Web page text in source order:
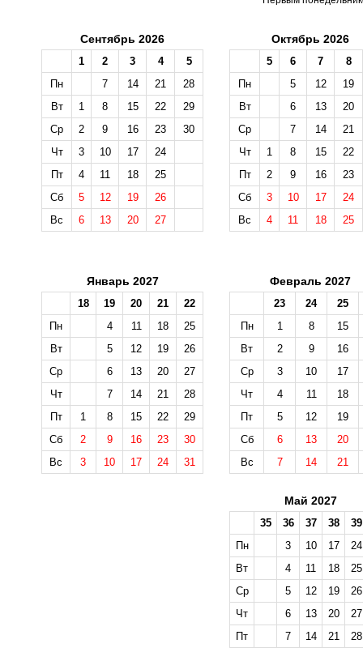
Сентябрь 2026
1 2 3 4
5
Пн
7 14 21
28
Вт
1 8 15 22
29
Ср
2 9 16 23
30
Чт
3 10 17
24
Пт
4 11 18
25
Сб
5 12 19
26
Вс
6 13 20 27
Октябрь 2026
5 6 7
8
Пн
5 12
19
Вт
6 13
20
Ср
7 14
21
Чт
1 8 15
22
Пт
2 9 16
23
Сб
3 10 17
24
Вс
4 11 18 25
Январь 2027
18 19 20 21
22
Пн
4 11 18
25
Вт
5 12 19
26
Ср
6 13 20
27
Чт
7 14 21
28
Пт
1 8 15 22
29
Сб
2 9 16 23
30
Вс
3 10 17 24 31
Февраль 2027
23 24
25
Пн
1 8
15
Вт
2 9
16
Ср
3 10
17
Чт
4 11
18
Пт
5 12
19
Сб
6 13
20
Вс
7 14 21
Май 2027
35 36 37 38
39
Пн
3 10 17
24
Вт
4 11 18
25
Ср
5 12 19
26
Чт
6 13 20
27
Пт
7 14 21
28